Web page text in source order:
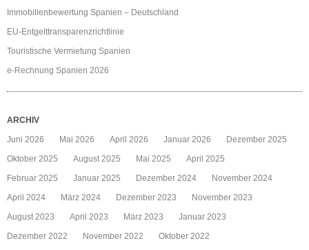
Immobilienbewertung Spanien – Deutschland
EU-Entgelttransparenzrichtlinie
Touristische Vermietung Spanien
e-Rechnung Spanien 2026
ARCHIV
Juni 2026
Mai 2026 April 2026 Januar 2026
Dezember 2025
Oktober 2025
August 2025 Mai 2025
April 2025
Februar 2025
Januar 2025 Dezember 2024
November 2024
April 2024
März 2024 Dezember 2023
November 2023
August 2023
April 2023 März 2023
Januar 2023
Dezember 2022
November 2022
Oktober 2022